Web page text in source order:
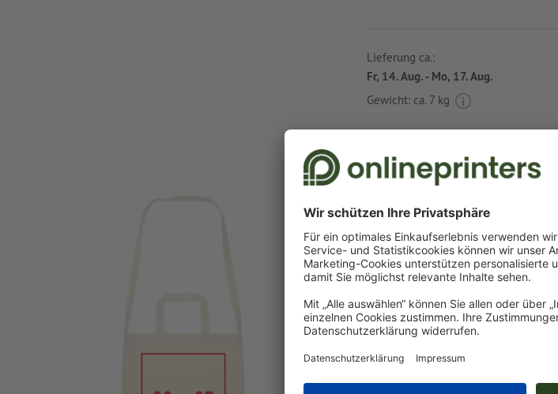
Lieferung ca.:
Fr, 14. Aug. - Mo, 17. Aug.
Gewicht: ca. 7 kg
Druckdatenhinweise
Nordkoog
Datenformat:26 x 27 cm
Besonderheiten bei der
das Produkt ist mit einer
(Pantone FORMULA GUIDE